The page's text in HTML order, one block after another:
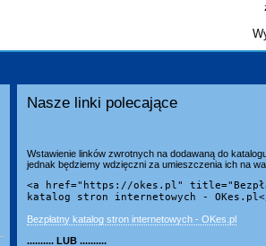
Nasze linki polecające
Wstawienie linków zwrotnych na dodawaną do
jednak będziemy wdzięczni za umieszczenia ich na
<a href="https://okes.pl"
katalog stron internetowych -
Bezpłatny katalog stron internetowych - OKes.pl
.......... LUB ..........